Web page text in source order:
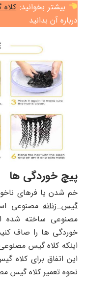
بیشتر بخوانید:
درباره آن بدانید
پیچ خوردگی ها
خم شدن یا فرهای
گیس زنانهمصنوعی
مصنوعی ساخته شده
خوردگی ها را صاف
اینکه کلاه گیس
این اتفاق برای کلاه
نحوه تعمیر کلاه گیس